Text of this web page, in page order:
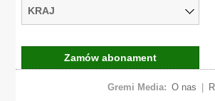
KRAJ
Zamów abonament
Gremi Media: O nas